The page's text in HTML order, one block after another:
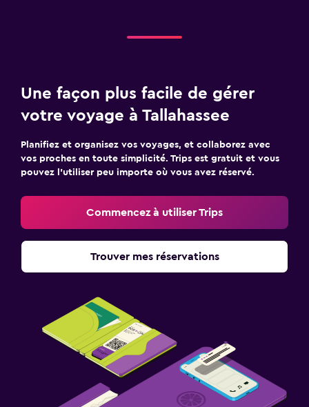
Une façon plus facile de gérer
votre voyage à Tallahassee
Planifiez et organisez vos voyages, et collaborez avec
vos proches en toute simplicité. Trips est gratuit et vous
pouvez l’utiliser peu importe où vous avez réservé.
Commencez à utiliser Trips
Trouver mes réservations